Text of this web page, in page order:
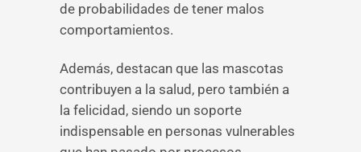
de probabilidades de tener malos
comportamientos.
Además, destacan que las mascotas
contribuyen a la salud, pero también a
la felicidad, siendo un soporte
indispensable en personas vulnerables